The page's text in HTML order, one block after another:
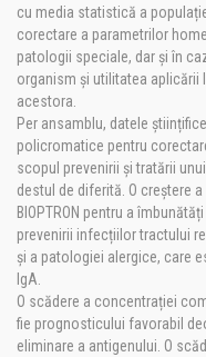
cu media statistică a
corectare a parametrilor
patologii speciale, dar și în
organism și utilitatea aplicării
acestora.
Per ansamblu, datele
policromatice pentru
scopul prevenirii și tratării
destul de diferită. O creștere
BIOPTRON pentru a
prevenirii infecțiilor tractului
și a patologiei alergice, care
IgA.
O scădere a concentrației
fie prognosticului favorabil
eliminare a antigenului. O